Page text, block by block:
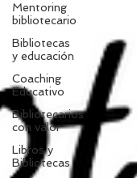
Mentoring
bibliotecario
Bibliotecas
y educación
Coaching
Educativo
Bibliotecarios
con valor
Libros y
Bibliotecas